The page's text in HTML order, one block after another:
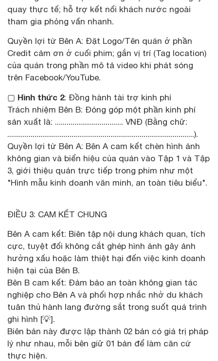
quay thực tế; hỗ trợ kết nối khách nước ngoài
tham gia phỏng vấn nhanh.
Quyền lợi từ Bên A: Đặt Logo/Tên quán ở phần
Credit cảm ơn ở cuối phim; gắn vị trí (Tag location)
của quán trong phần mô tả video khi phát sóng
trên Facebook/YouTube.
▢ Hình thức 2: Đồng hành tài trợ kinh phí
Trách nhiệm Bên B: Đóng góp một phần kinh phí
sản xuất là: ................................... VNĐ (Bằng chữ:
................................................................................................).
Quyền lợi từ Bên A: Bên A cam kết chèn hình ảnh
không gian và biển hiệu của quán vào Tập 1 và Tập
3, giới thiệu quán trực tiếp trong phim như một
"Hình mẫu kinh doanh văn minh, an toàn tiêu biểu".
ĐIỀU 3: CAM KẾT CHUNG
Bên A cam kết: Biên tập nội dung khách quan, tích
cực, tuyệt đối không cắt ghép hình ảnh gây ảnh
hưởng xấu hoặc làm thiệt hại đến việc kinh doanh
hiện tại của Bên B.
Bên B cam kết: Đảm bảo an toàn không gian tác
nghiệp cho Bên A và phối hợp nhắc nhở du khách
tuân thủ hành lang đường sắt trong suốt quá trình
ghi hình [💡].
Biên bản này được lập thành 02 bản có giá trị pháp
lý như nhau, mỗi bên giữ 01 bản để làm căn cứ
thực hiện.